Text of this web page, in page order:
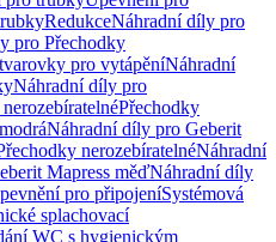
RedukceNáhradní díly pro
pro Přechodky
pro vytápěníNáhradní
Náhradní díly pro
Přechodky
Náhradní díly pro Geberit
nerozebíratelnéNáhradní
Mapress měďNáhradní díly
pro připojeníSystémová
splachovací
WC s hygienickým